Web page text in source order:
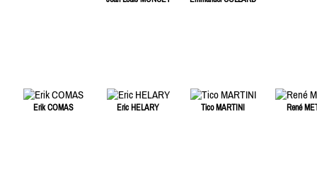
Erik COMAS Eric HELARY Tico MARTINI René